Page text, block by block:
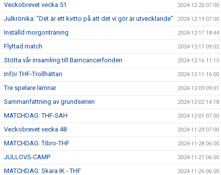
Veckobrevet vecka 51 2024-12-20 07:00
Julkrönika: ”Det är ett kvitto på att det vi gör är utvecklande” 2024-12-19 07:00
Inställd morgonträning 2024-12-17 18:44
Flyttad match 2024-12-17 09:02
Stötta vår insamling till Barncancerfonden 2024-12-16 11:15
Inför THF-Trollhättan 2024-12-11 16:00
Tre spelare lämnar 2024-12-09 09:01
Sammanfattning av grundserien 2024-12-02 14:18
MATCHDAG: THF-SAH 2024-12-01 07:00
Veckobrevet vecka 48 2024-11-29 07:00
MATCHDAG: Tibro-THF 2024-11-28 06:00
JULLOVS-CAMP 2024-11-27 06:00
MATCHDAG: Skara IK - THF 2024-11-26 06:00